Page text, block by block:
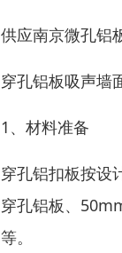
供应南京微孔铝
穿孔铝板吸声墙
1、材料准备
穿孔铝扣板按设
穿孔铝板、
等。